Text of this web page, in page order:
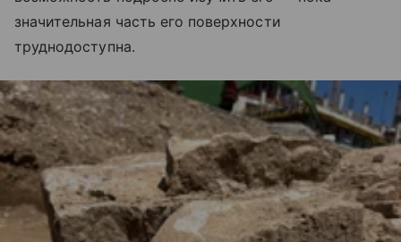
значительная часть его поверхности
труднодоступна.